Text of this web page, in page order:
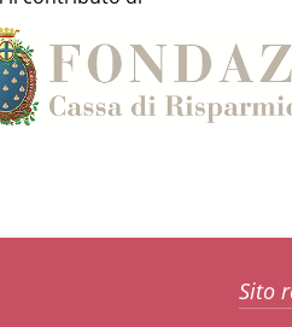
Sito